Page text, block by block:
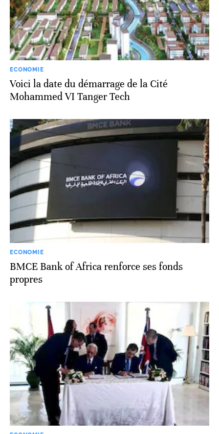
ECONOMIE
Voici la date du démarrage de la Cité
Mohammed VI Tanger Tech
ECONOMIE
BMCE Bank of Africa renforce ses fonds
propres